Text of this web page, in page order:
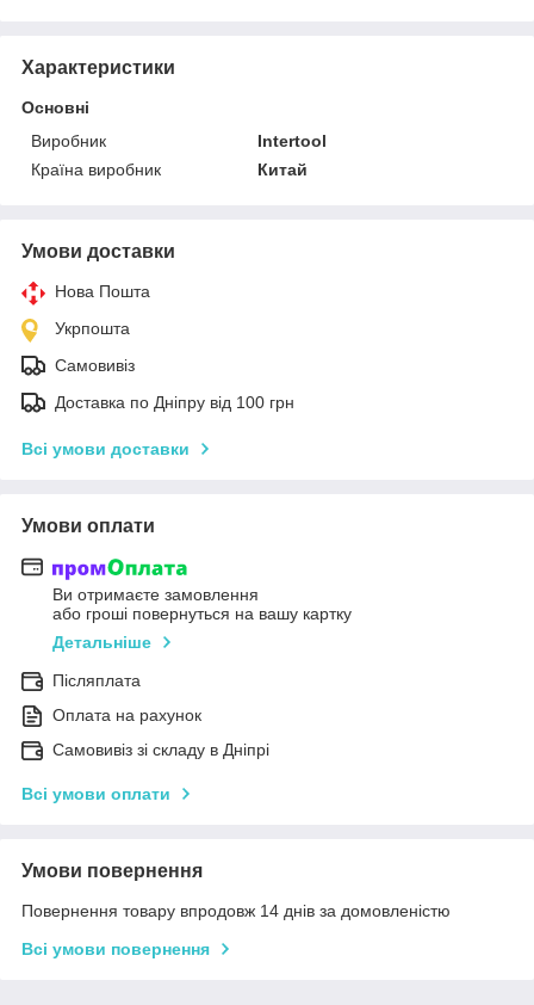
Характеристики
Основні
Виробник
Intertool
Країна виробник
Китай
Умови доставки
Нова Пошта
Укрпошта
Самовивіз
Доставка по Дніпру від 100 грн
Всі умови доставки
Умови оплати
Ви отримаєте замовлення
або гроші повернуться на вашу картку
Детальніше
Післяплата
Оплата на рахунок
Самовивіз зі складу в Дніпрі
Всі умови оплати
Умови повернення
Повернення товару впродовж 14 днів за домовленістю
Всі умови повернення